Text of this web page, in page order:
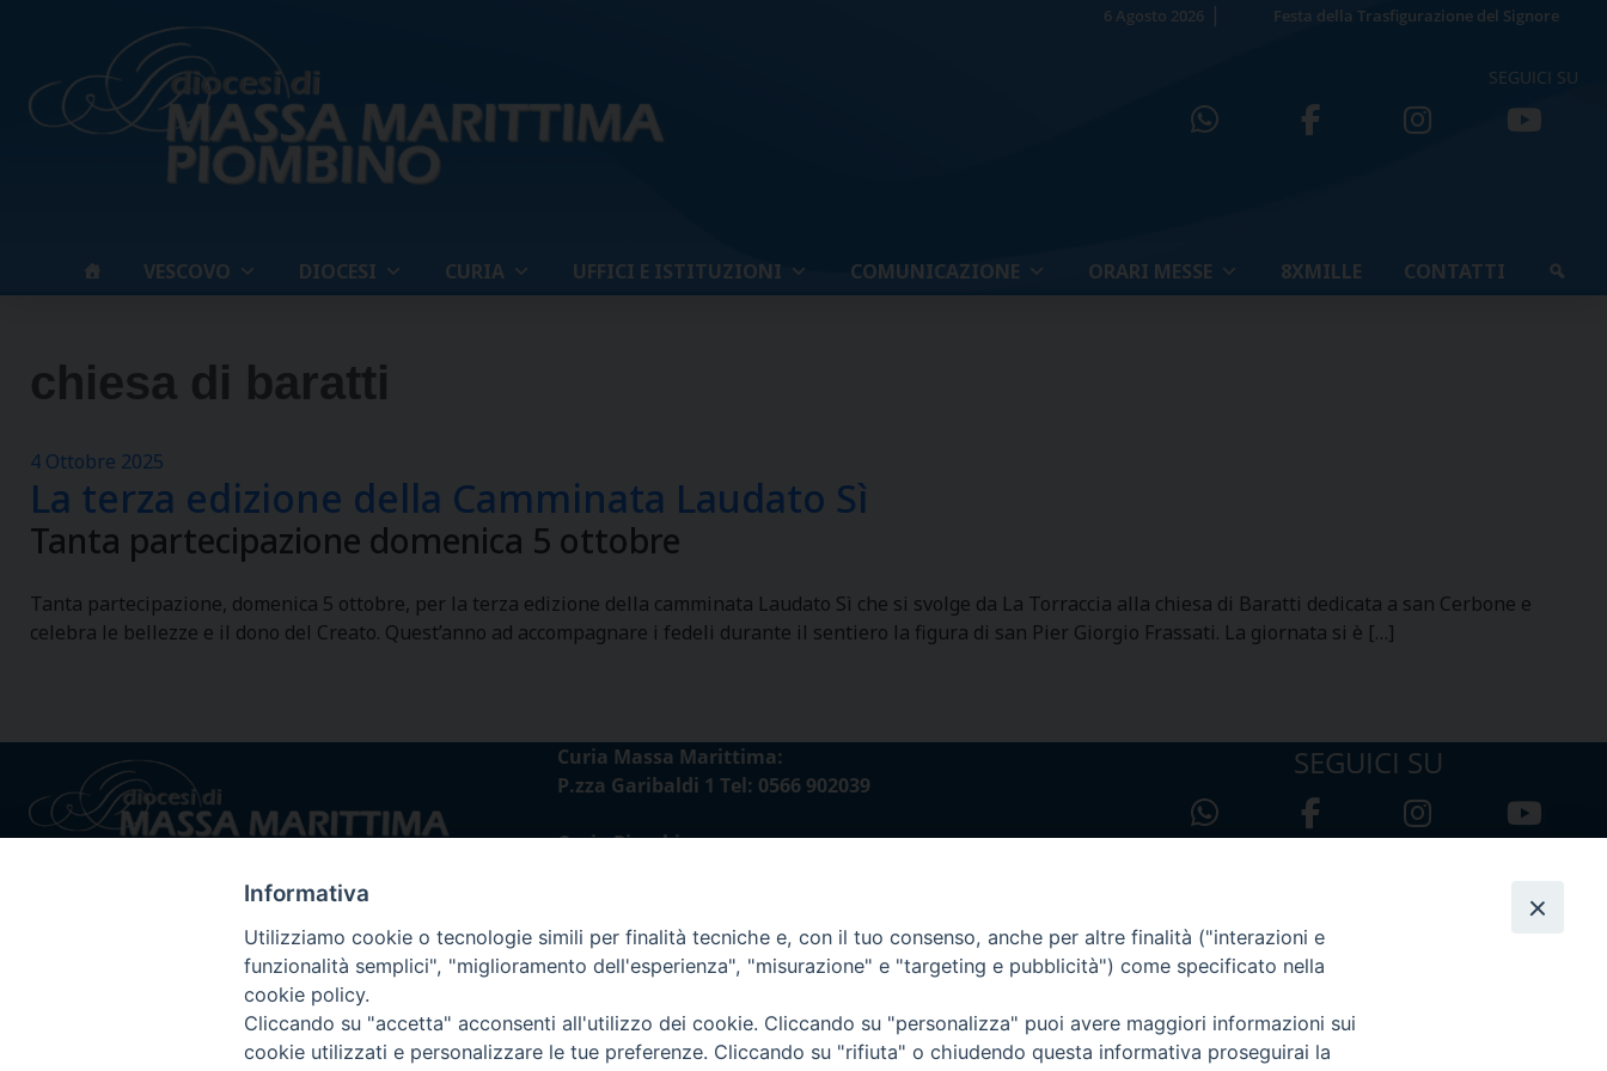
6 Agosto 2026 Festa della Trasfigurazione del Signore
SEGUICI SU
VESCOVO DIOCESI CURIA UFFICI E ISTITUZIONI COMUNICAZIONE ORARI MESSE 8XMILLE CONTATTI
chiesa di baratti
4 Ottobre 2025
La terza edizione della Camminata Laudato Sì
Tanta partecipazione domenica 5 ottobre
Tanta partecipazione, domenica 5 ottobre, per la terza edizione della camminata Laudato Sì che si svolge da La Torraccia alla chiesa di Baratti dedicata a san Cerbone e
celebra le bellezze e il dono del Creato. Quest’anno ad accompagnare i fedeli durante il sentiero la figura di san Pier Giorgio Frassati. La giornata si è […]
Curia Massa Marittima:
P.zza Garibaldi 1 Tel: 0566 902039
Curia Piombino:
E-mail:
curia@diocesimassamarittima.it
SEGUICI SU
Privacy policy - trasparenza © 2024 Diocesi di Massa Marittima - Piombino
Informativa
Utilizziamo cookie o tecnologie simili per finalità tecniche e, con il tuo consenso, anche per altre finalità ("interazioni e
funzionalità semplici", "miglioramento dell'esperienza", "misurazione" e "targeting e pubblicità") come specificato nella
cookie policy.
Cliccando su "accetta" acconsenti all'utilizzo dei cookie. Cliccando su "personalizza" puoi avere maggiori informazioni sui
cookie utilizzati e personalizzare le tue preferenze. Cliccando su "rifiuta" o chiudendo questa informativa proseguirai la